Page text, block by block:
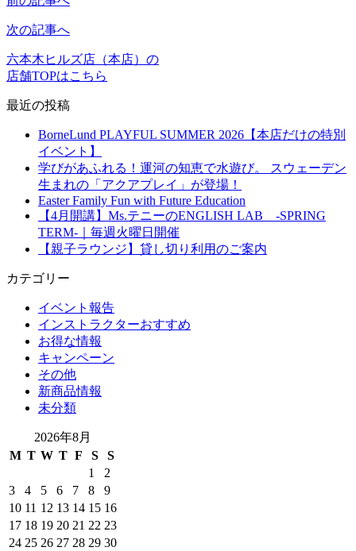
次の記事へ
六本木ヒルズ店（本店）の
店舗TOPはこちら
最近の投稿
BorneLund PLAYFUL SUMMER 2026【本店だけの特別
イベント】
学びがあふれる！運河の知恵で水遊び。 スウェーデン
生まれの「アクアプレイ」が登場！
Easter Family Fun with Future Education
【4月開講】Ms.テニーのENGLISH LAB -SPRING
TERM-｜毎週火曜日開催
【親子ラウンジ】貸し切り利用のご案内
カテゴリー
イベント報告
インストラクターおすすめ
お得な情報
キャンペーン
その他
新商品情報
未分類
2026年8月
M T W T F S
S
1
2
3
4 5 6 7 8
9
10 11 12 13 14 15 16
17 18 19 20 21 22 23
24 25 26 27 28 29 30